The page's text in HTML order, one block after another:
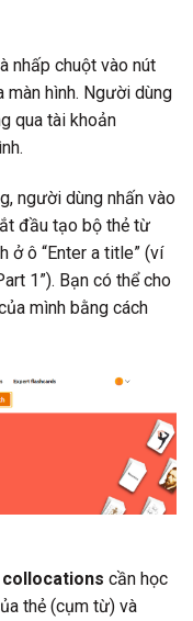
nhấp chuột vào nút
màn hình. Người dùng
qua tài khoản
người dùng nhấn vào
đầu tạo bộ thẻ từ
ở ô “Enter a title” (ví
1”). Bạn có thể cho
mình bằng cách
collocations cần học
thẻ (cụm từ) và